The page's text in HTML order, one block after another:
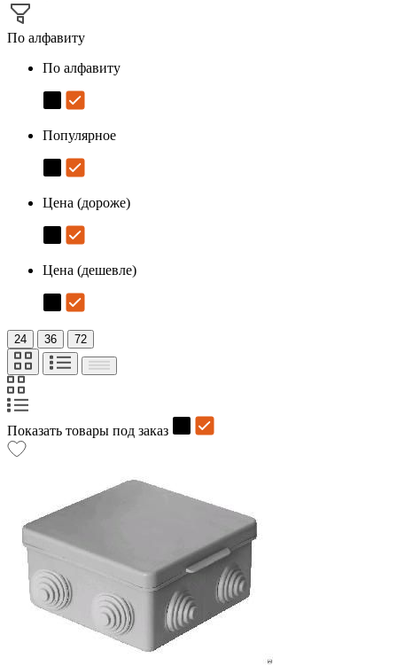
По алфавиту
По алфавиту
Популярное
Цена (дороже)
Цена (дешевле)
24 36 72
Показать товары под заказ